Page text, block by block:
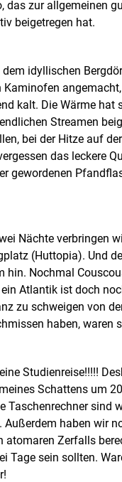
das zur allgemeinen
beigetregen hat.
dem idyllischen
kalt. Die Wärme hat
Streamen
bei der Hitze auf
das leckere
gewordenen
Nächte verbringen
(Huttopia). Und
hin. Nochmal
Atlantik ist doch
zu schweigen von
haben, waren
Studienreise!!!!!
Schattens um
Taschenrechner sind
Außerdem haben wir
atomaren Zerfalls
Tage sein sollten.